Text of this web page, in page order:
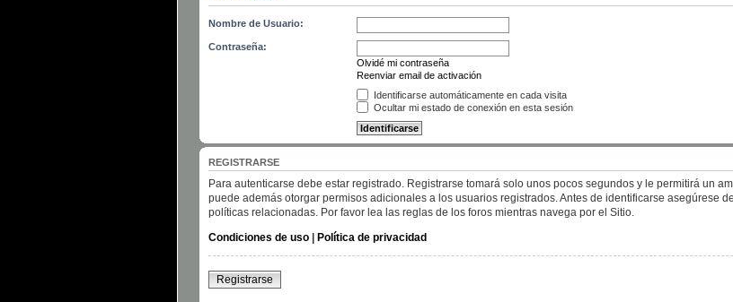
Nombre de Usuario:
Contraseña:
Olvidé mi contraseña
Reenviar email de activación
Identificarse automáticamente en cada visita
Ocultar mi estado de conexión en esta sesión
REGISTRARSE
Para autenticarse debe estar registrado. Registrarse tomará solo unos pocos segundos y le permitirá un
puede además otorgar permisos adicionales a los usuarios registrados. Antes de identificarse asegúrese
políticas relacionadas. Por favor lea las reglas de los foros mientras navega por el Sitio.
Condiciones de uso | Política de privacidad
Registrarse